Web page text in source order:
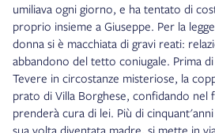
umiliava ogni giorno, e ha tentato di
proprio insieme a Giuseppe. Per la
donna si è macchiata di gravi reati:
abbandono del tetto coniugale. Prima
Tevere in circostanze misteriose, la
prato di Villa Borghese, confidando nel
prenderà cura di lei. Più di